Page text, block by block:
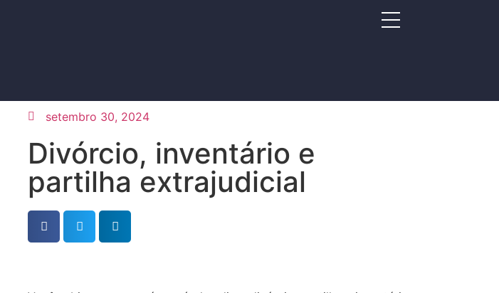
setembro 30, 2024
Divórcio, inventário e
partilha extrajudicial